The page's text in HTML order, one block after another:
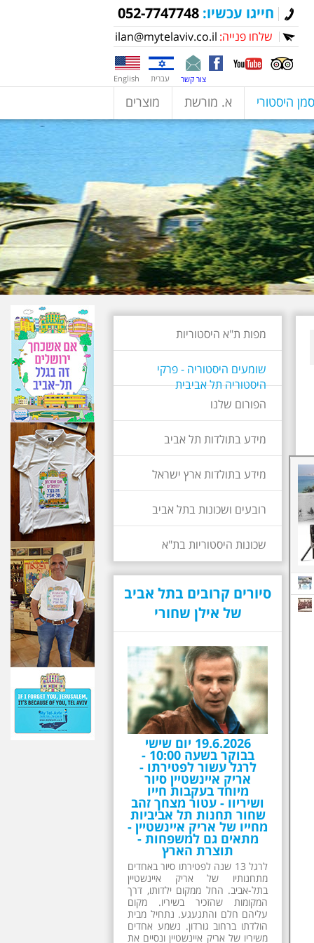
חייגו עכשיו: 052-7747748
שלחו פנייה: ilan@mytelaviv.co.il
English עברית צור קשר
סמן היסטורי א. מורשת מוצרים
מפות ת"א היסטוריות
שומעים היסטוריה - פרקי
היסטוריה תל אביבית
הפורום שלנו
מידע בתולדות תל אביב
מידע בתולדות ארץ ישראל
רובעים ושכונות בתל אביב
שכונות היסטוריות בת"א
סיורים קרובים בתל אביב
של אילן שחורי
19.6.2026 יום שישי
בבוקר בשעה 10:00 -
לרגל עשור לפטירתו -
אריק איינשטיין סיור
מיוחד בעקבות חייו
ושיריוו - עטור מצחך זהב
שחור תחנות תל אביביות
מחייו של אריק איינשטיין -
מתאים גם למשפחות -
תוצרת הארץ
לרגל 13 שנה לפטירתו סיור באחדים
מתחנותיו של אריק איינשטיין
בתל-אביב. החל ממקום ילדותו, דרך
המקומות שהזכיר בשיריו. מקום
עליהם חלם והתגעגע. נתחיל מבית
הולדתו ברחוב גורדון. נשמע אחדים
משיריו של אריק איינשטיין ונסיים את